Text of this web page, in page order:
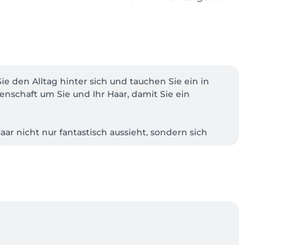
den Alltag hinter sich und tauchen Sie ein in
um Sie und Ihr Haar, damit Sie ein
nicht nur fantastisch aussieht, sondern sich
Leerlaufzeiten führen, da wir den Termin nicht